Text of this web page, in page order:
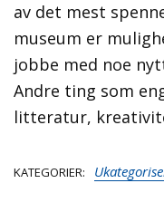
av det mest
museum er
jobbe med noe
Andre ting som
litteratur,
KATEGORIER